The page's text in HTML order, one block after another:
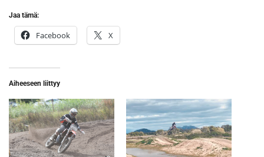
Jaa tämä:
Facebook X
Aiheeseen liittyy